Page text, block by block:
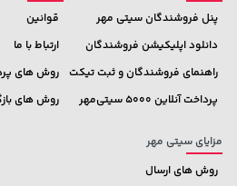
پنل فروشندگان سیتی مهر
دانلود اپلیکیشن فروشندگان
راهنمای فروشندگان و ثبت تیکت
پرداخت آنلاین 5000 سیتی‌مهر
قوانین
ارتباط با ما
روش های
روش های
مزایای سیتی مهر
روش های ارسال